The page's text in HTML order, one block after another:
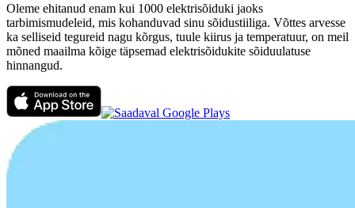
Oleme ehitanud enam kui 1000 elektrisõiduki jaoks
tarbimismudeleid, mis kohanduvad sinu sõidustiiliga. Võttes arvesse
ka selliseid tegureid nagu kõrgus, tuule kiirus ja temperatuur, on meil
mõned maailma kõige täpsemad elektrisõidukite sõiduulatuse
hinnangud.